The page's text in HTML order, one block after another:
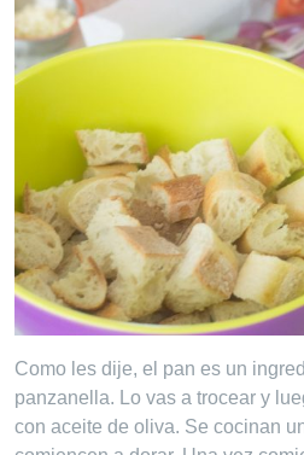
Como les dije, el pan es un
panzanella. Lo vas a trocear y
con aceite de oliva. Se cocinan